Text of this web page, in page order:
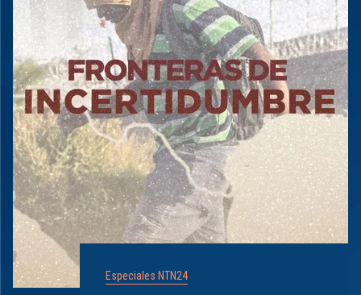
Especiales NTN24